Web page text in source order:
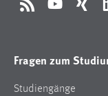
RSS YouTubeXing
Fragen zum
Studiengänge